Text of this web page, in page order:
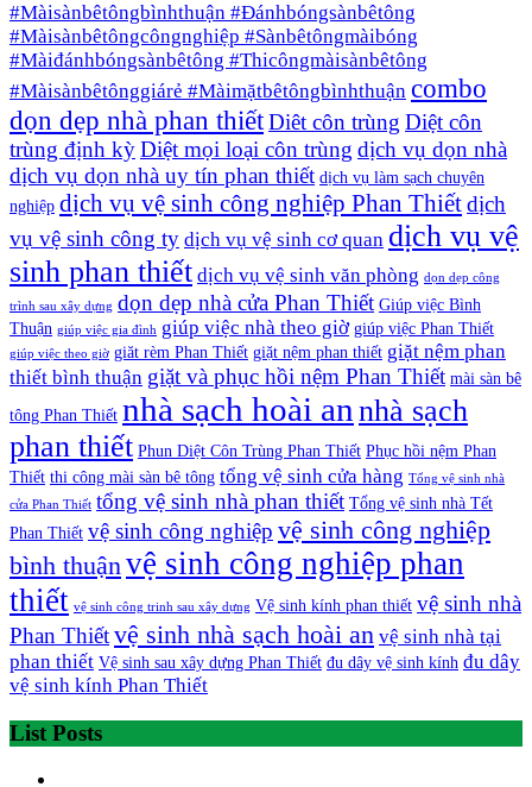
#Màisànbêtôngbìnhthuận #Đánhbóngsànbêtông
#Màisànbêtôngcôngnghiệp #Sànbêtôngmàibóng
#Màiđánhbóngsànbêtông #Thicôngmàisànbêtông
#Màisànbêtônggiárẻ #Màimặtbêtôngbìnhthuận combo
dọn dẹp nhà phan thiếtDiêt côn trùng Diệt côn
trùng định kỳDiệt mọi loại côn trùng dịch vụ dọn nhà
dịch vụ dọn nhà uy tín phan thiết dịch vụ làm sạch chuyên
nghiệp dịch vụ vệ sinh công nghiệp Phan Thiếtdịch
vụ vệ sinh công ty dịch vụ vệ sinh cơ quan dịch vụ vệ
sinh phan thiết dịch vụ vệ sinh văn phòng dọn dẹp công
trình sau xây dựng dọn dẹp nhà cửa Phan Thiết Giúp việc Bình
Thuận giúp việc gia đình giúp việc nhà theo giờ giúp việc Phan Thiết
giúp việc theo giờ giăt rèm Phan Thiết giặt nệm phan thiết giặt nệm phan
thiết bình thuận giặt và phục hồi nệm Phan Thiết mài sàn bê
tông Phan Thiết nhà sạch hoài an nhà sạch
phan thiết Phun Diệt Côn Trùng Phan Thiết Phục hồi nệm Phan
Thiết thi công mài sàn bê tông tổng vệ sinh cửa hàng Tổng vệ sinh nhà
cửa Phan Thiết tổng vệ sinh nhà phan thiết Tổng vệ sinh nhà Tết
Phan Thiết vệ sinh công nghiệp vệ sinh công nghiệp
bình thuậnvệ sinh công nghiệp phan
thiết vệ sinh công trinh sau xây dựng Vệ sinh kính phan thiết vệ sinh nhà
Phan Thiếtvệ sinh nhà sạch hoài an vệ sinh nhà tại
phan thiết Vệ sinh sau xây dựng Phan Thiết đu dây vệ sinh kính đu dây
vệ sinh kính Phan Thiết
List Posts